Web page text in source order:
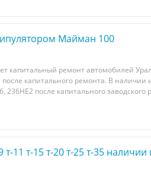
Майман 100
капитальный ремонт автомобилей
капитального ремонта. В
236НЕ2 после капитального заводского
11 т-15 т-20 т-25 т-35 наличии